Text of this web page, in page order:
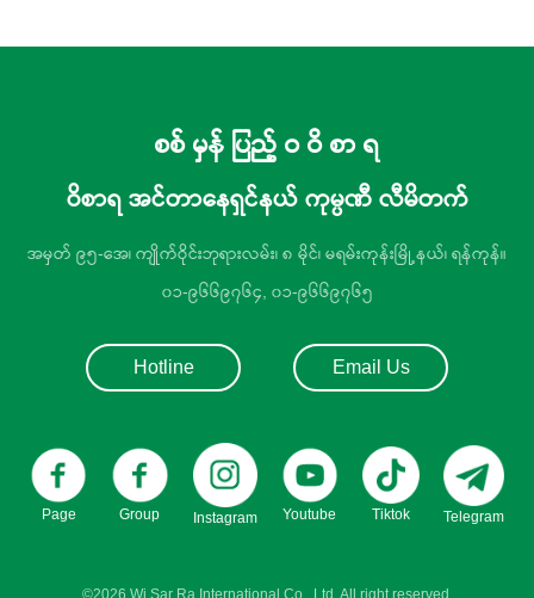
စစ် မှန် ပြည့် ဝ ဝိ စာ ရ
ဝိစာရ အင်တာနေရှင်နယ် ကုမ္ပဏီ လီမိတက်
အမှတ် ၉၅-အေ၊ ကျိုက်ဝိုင်းဘုရားလမ်း၊ ၈ မိုင်၊ မရမ်းကုန်းမြို့နယ်၊ ရန်ကုန်။
၀၁-၉၆၆၉၇၆၄, ၀၁-၉၆၆၉၇၆၅
Hotline Email Us
Page Group Instagram Youtube Tiktok Telegram
©2026 Wi Sar Ra International Co., Ltd. All right reserved.